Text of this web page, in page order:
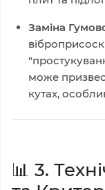
Заміна
може
кутах,
📊 3.